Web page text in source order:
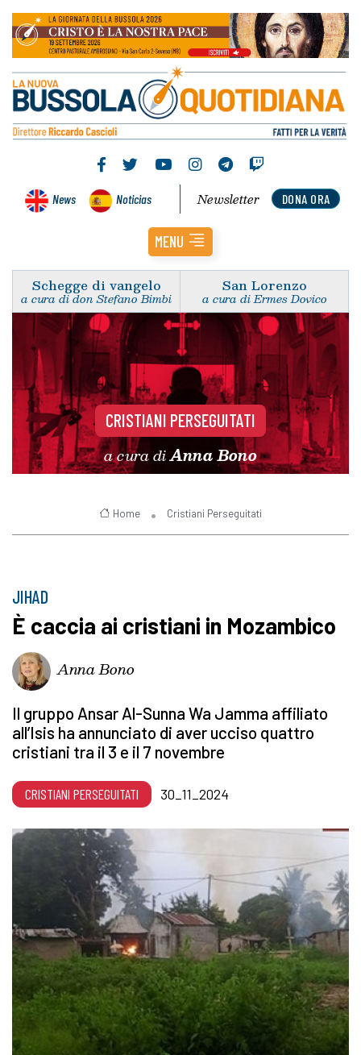
News Noticias DONA ORA
Newsletter
MENU
Schegge di vangelo
a cura di don Stefano Bimbi
San Lorenzo
a cura di Ermes Dovico
CRISTIANI PERSEGUITATI
a cura diAnna Bono
Home Cristiani Perseguitati
JIHAD
È caccia ai cristiani in Mozambico
Anna Bono
Il gruppo Ansar Al-Sunna Wa Jamma affiliato
all’Isis ha annunciato di aver ucciso quattro
cristiani tra il 3 e il 7 novembre
CRISTIANI PERSEGUITATI 30_11_2024